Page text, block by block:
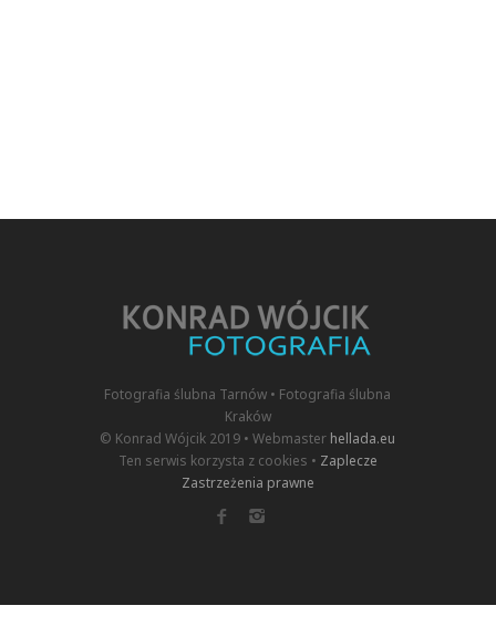
Fotografia ślubna Tarnów • Fotografia ślubna
Kraków
© Konrad Wójcik 2019 • Webmaster hellada.eu
Ten serwis korzysta z cookies • Zaplecze
Zastrzeżenia prawne